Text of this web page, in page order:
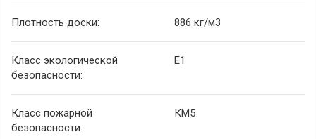
Плотность доски: 886 кг/м3
Класс экологической
безопасности:
E1
Класс пожарной
безопасности:
КМ5